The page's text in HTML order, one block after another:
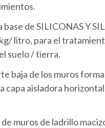
de SILICONAS Y
litro, para el
suelo / tierra.
baja de los muros
aisladora
muros de ladrillo